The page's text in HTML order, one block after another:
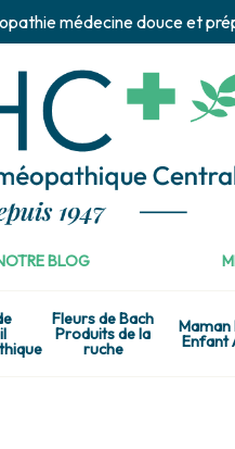
médecine douce et
BLOG
Fleurs de Bach
Produits de la
ruche
Maman
Enfant